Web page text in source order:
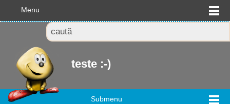
Menu
teste :-)
Submenu